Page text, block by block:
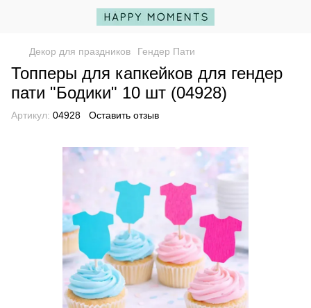
Декор для праздников Гендер Пати
Топперы для капкейков для гендер
пати "Бодики" 10 шт (04928)
Артикул: 04928 Оставить отзыв